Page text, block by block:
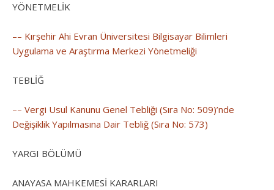
YÖNETMELİK
–– Kırşehir Ahi Evran Üniversitesi Bilgisayar Bilimleri
Uygulama ve Araştırma Merkezi Yönetmeliği
TEBLİĞ
–– Vergi Usul Kanunu Genel Tebliği (Sıra No: 509)’nde
Değişiklik Yapılmasına Dair Tebliğ (Sıra No: 573)
YARGI BÖLÜMÜ
ANAYASA MAHKEMESİ KARARLARI